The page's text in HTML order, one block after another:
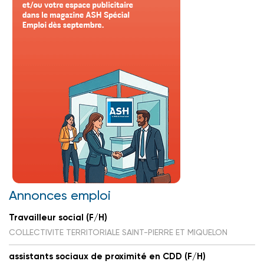
Annonces emploi
Travailleur social (F/H)
COLLECTIVITE TERRITORIALE SAINT-PIERRE ET MIQUELON
assistants sociaux de proximité en CDD (F/H)